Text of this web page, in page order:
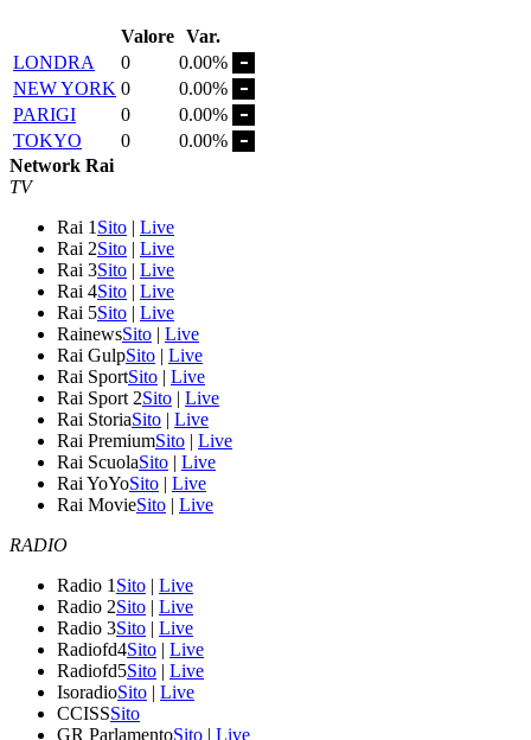
Valore Var.
LONDRA
0
0.00%
NEW YORK 0
0.00%
PARIGI
0
0.00%
TOKYO
0
0.00%
Network Rai
TV
Rai 1 Sito | Live
Rai 2Sito | Live
Rai 3Sito | Live
Rai 4Sito | Live
Rai 5Sito | Live
RainewsSito | Live
Rai GulpSito | Live
Rai SportSito | Live
Rai Sport 2Sito | Live
Rai StoriaSito | Live
Rai PremiumSito | Live
Rai ScuolaSito | Live
Rai YoYoSito | Live
Rai MovieSito | Live
RADIO
Radio 1 Sito | Live
Radio 2Sito | Live
Radio 3Sito | Live
Radiofd4Sito | Live
Radiofd5Sito | Live
IsoradioSito | Live
CCISSSito
GR ParlamentoSito | Live